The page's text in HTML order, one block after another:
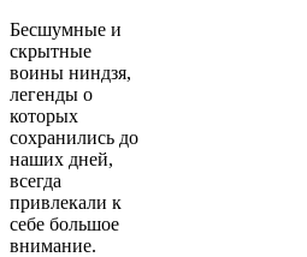
Бесшумные и
скрытные
воины ниндзя,
легенды о
которых
сохранились до
наших дней,
всегда
привлекали к
себе большое
внимание.